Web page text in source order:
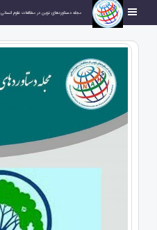
مجله دستاوردهای نوین در مطالعات علوم انسانی